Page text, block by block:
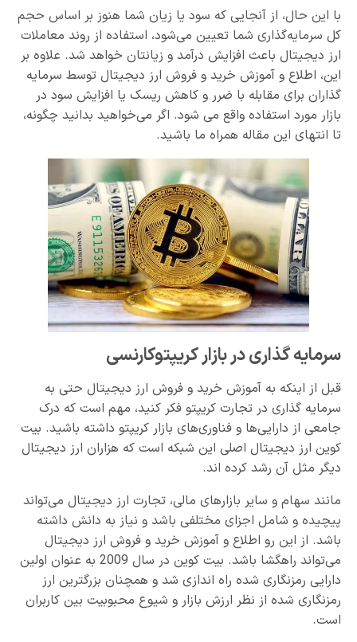
با این حال، از آنجایی که سود یا زیان شما هنوز بر اساس حجم
کل سرمایه‌گذاری شما تعیین می‌شود، استفاده از روند معاملات
ارز دیجیتال باعث افزایش درآمد و زیانتان خواهد شد. علاوه بر
این، اطلاع و آموزش خرید و فروش ارز دیجیتال توسط سرمایه
گذاران برای مقابله با ضرر و کاهش ریسک یا افزایش سود در
بازار مورد استفاده واقع می شود. اگر می‌خواهید بدانید چگونه،
تا انتهای این مقاله همراه ما باشید.
سرمایه گذاری در بازار کریپتوکارنسی
قبل از اینکه به آموزش خرید و فروش ارز دیجیتال حتی به
سرمایه گذاری در تجارت کریپتو فکر کنید، مهم است که درک
جامعی از دارایی‌ها و فناوری‌های بازار کریپتو داشته باشید. بیت
کوین ارز دیجیتال اصلی این شبکه است که هزاران ارز دیجیتال
دیگر مثل آن رشد کرده اند.
مانند سهام و سایر بازارهای مالی، تجارت ارز دیجیتال می‌تواند
پیچیده و شامل اجزای مختلفی باشد و نیاز به دانش داشته
باشد. از این رو اطلاع و آموزش خرید و فروش ارز دیجیتال
می‌تواند راهگشا باشد. بیت کوین در سال 2009 به عنوان اولین
دارایی رمزنگاری شده راه اندازی شد و همچنان بزرگترین ارز
رمزنگاری شده از نظر ارزش بازار و شیوع محبوبیت بین کاربران
است.